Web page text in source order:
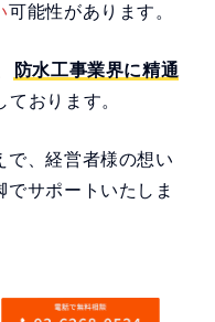
可能性があります。
防水工事業界に精通
ております。
で、経営者様の想い
サポートいたしま